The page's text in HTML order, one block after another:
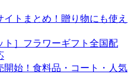
トまとめ！贈り物にも使え
ト］フラワーギフト全国配
開始！食料品・コート・人気